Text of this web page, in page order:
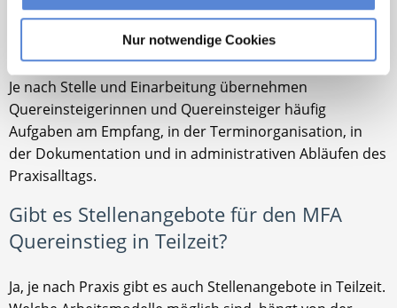
Nur notwendige Cookies
Welche Aufgaben übernehmen MFA-
Quereinsteiger in Hausarztpraxen?
Je nach Stelle und Einarbeitung übernehmen
Quereinsteigerinnen und Quereinsteiger häufig
Aufgaben am Empfang, in der Terminorganisation, in
der Dokumentation und in administrativen Abläufen des
Praxisalltags.
Gibt es Stellenangebote für den MFA
Quereinstieg in Teilzeit?
Ja, je nach Praxis gibt es auch Stellenangebote in Teilzeit.